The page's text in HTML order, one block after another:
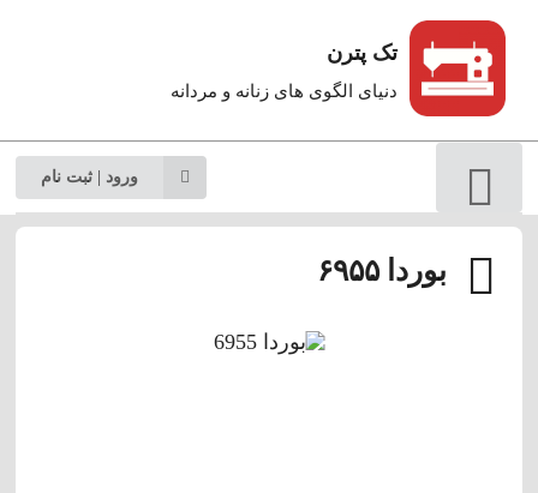
تک پترن
دنیای الگوی های زنانه و مردانه
ورود | ثبت نام
بوردا ۶۹۵۵